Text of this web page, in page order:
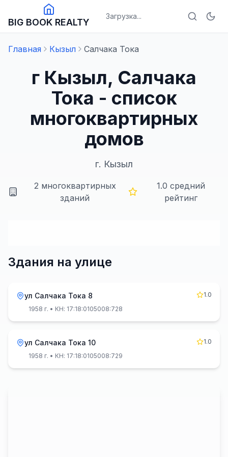
BIG BOOK REALTY
Загрузка...
Главная Кызыл Салчака Тока
г Кызыл, Салчака
Тока - список
многоквартирных
домов
г. Кызыл
2 многоквартирных
зданий
1.0 средний
рейтинг
Здания на улице
ул Салчака Тока 8
1.0
1958 г. • КН: 17:18:0105008:728
ул Салчака Тока 10
1.0
1958 г. • КН: 17:18:0105008:729